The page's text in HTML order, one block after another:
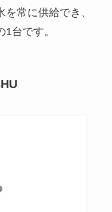
常に供給でき、
台です。